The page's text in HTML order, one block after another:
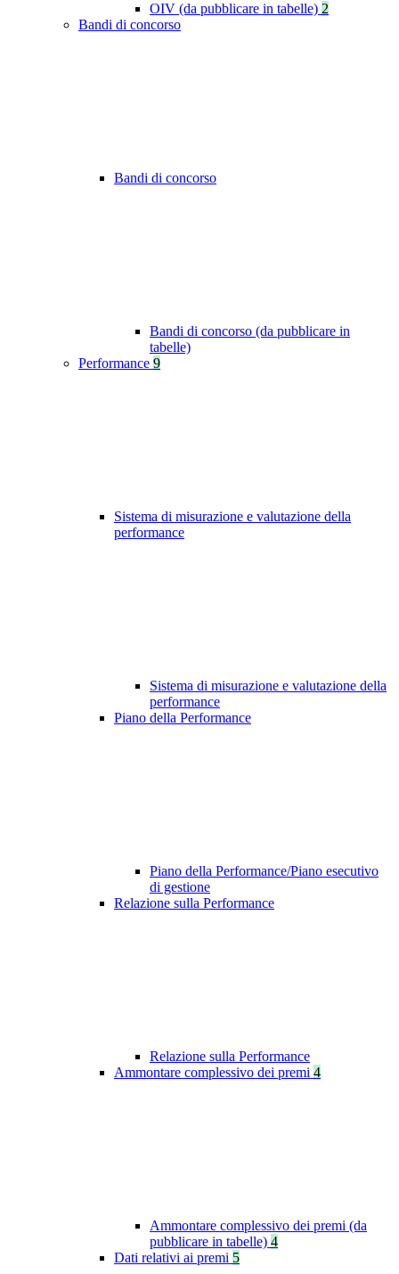
OIV (da pubblicare in tabelle) 2
Bandi di concorso
Bandi di concorso
Bandi di concorso (da pubblicare in
tabelle)
Performance 9
Sistema di misurazione e valutazione della
performance
Sistema di misurazione e valutazione della
performance
Piano della Performance
Piano della Performance/Piano esecutivo
di gestione
Relazione sulla Performance
Relazione sulla Performance
Ammontare complessivo dei premi 4
Ammontare complessivo dei premi (da
pubblicare in tabelle) 4
Dati relativi ai premi 5